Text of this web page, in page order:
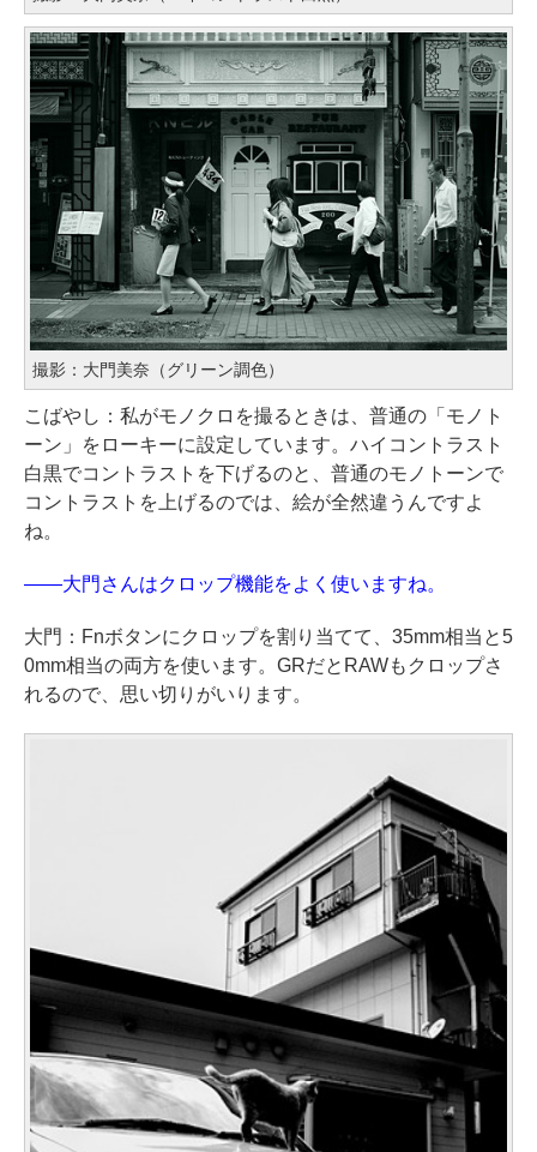
撮影：大門美奈（グリーン調色）
こばやし：私がモノクロを撮るときは、普通の「モノト
ーン」をローキーに設定しています。ハイコントラスト
白黒でコントラストを下げるのと、普通のモノトーンで
コントラストを上げるのでは、絵が全然違うんですよ
ね。
——大門さんはクロップ機能をよく使いますね。
大門：Fnボタンにクロップを割り当てて、35mm相当と5
0mm相当の両方を使います。GRだとRAWもクロップさ
れるので、思い切りがいります。